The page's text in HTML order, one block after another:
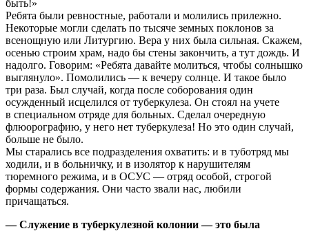
быть!»
Ребята были ревностные, работали и молились прилежно.
Некоторые могли сделать по тысяче земных поклонов за
всенощную или Литургию. Вера у них была сильная. Скажем,
осенью строим храм, надо бы стены закончить, а тут дождь. И
надолго. Говорим: «Ребята давайте молиться, чтобы солнышко
выглянуло». Помолились — к вечеру солнце. И такое было
три раза. Был случай, когда после соборования один
осужденный исцелился от туберкулеза. Он стоял на учете
в специальном отряде для больных. Сделал очередную
флюорографию, у него нет туберкулеза! Но это один случай,
больше не было.
Мы старались все подразделения охватить: и в туботряд мы
ходили, и в больничку, и в изолятор к нарушителям
тюремного режима, и в ОСУС — отряд особой, строгой
формы содержания. Они часто звали нас, любили
причащаться.
— Служение в туберкулезной колонии — это была